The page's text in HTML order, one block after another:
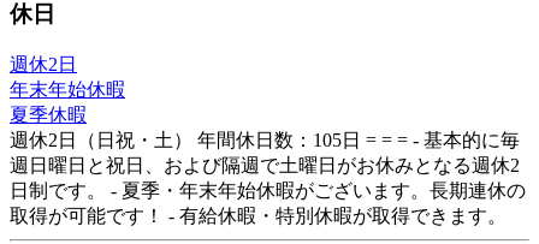
休日
週休2日
年末年始休暇
夏季休暇
週休2日（日祝・土） 年間休日数：105日 = = = - 基本的に毎
週日曜日と祝日、および隔週で土曜日がお休みとなる週休2
日制です。 - 夏季・年末年始休暇がございます。長期連休の
取得が可能です！ - 有給休暇・特別休暇が取得できます。